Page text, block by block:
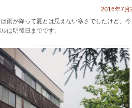
2016年7月
は雨が降って夏とは思えない寒さでしたけど、
ルは明後日までです。